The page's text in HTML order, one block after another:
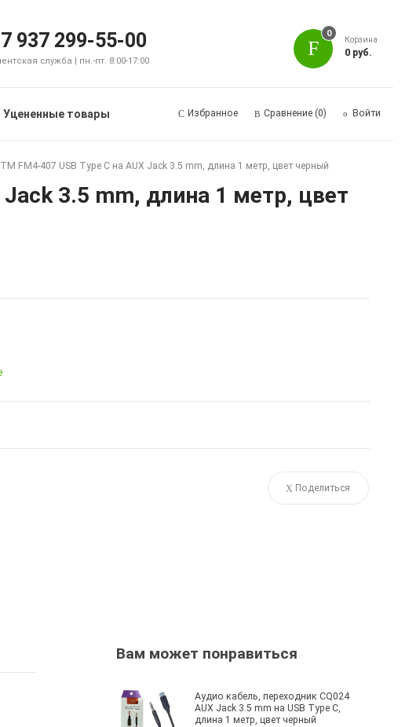
937 299-55-00
служба | пн.-пт. 8:00-17:00
0
Корзина
0 руб.
Уцененные товары Избранное Сравнение (0) Войти
FM4-407 USB Type C на AUX Jack 3.5 mm, длина 1 метр, цвет черный
Jack 3.5 mm, длина 1 метр, цвет
Поделиться
Вам может понравиться
Аудио кабель, переходник CQ024
AUX Jack 3.5 mm на USB Type C,
длина 1 метр, цвет черный